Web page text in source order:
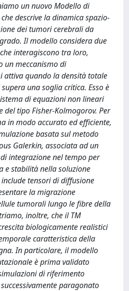
un nuovo Modello di
descrive la dinamica spazio-
dei tumori cerebrali da
Il modello considera due
interagiscono tra loro,
un meccanismo di
attiva quando la densità totale
una soglia critica. Esso è
di equazioni non lineari
del tipo Fisher-Kolmogorov. Per
in modo accurato ed efficiente,
basata sul metodo
Galerkin, associata ad un
integrazione nel tempo per
e stabilità nella soluzione
tensori di diffusione
la migrazione
tumorali lungo le fibre della
inoltre, che il TM
biologicamente realistici
caratteristica della
In particolare, il modello
è prima validato
di riferimento
paragonato